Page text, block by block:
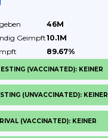
46M
Geimpft10.1M
89.67%
(VACCINATED): KEINER
(UNVACCINATED): KEINER
(VACCINATED): KEINER